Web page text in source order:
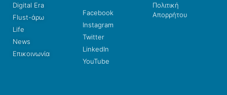
Digital Era
Flust-άρω
Life
News
Επικοινωνία
Facebook
Instagram
Twitter
LinkedIn
YouTube
Πολιτική
Απορρήτου